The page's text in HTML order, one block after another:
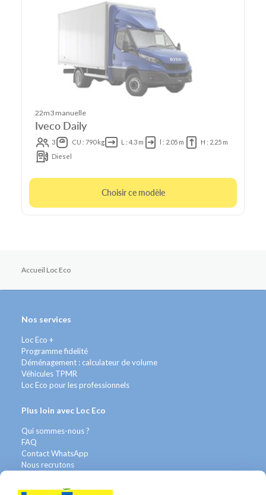
22m3 manuelle
Iveco Daily
3 CU : 790 kg L : 4.3 m l : 2.05 m
H : 2.25 m
Diesel
Choisir ce modèle
Accueil Loc Eco
Nos services
Loc Eco +
Programme fidelité
Déménagement : calculateur de volume
Véhicules TPMR
Loc Eco pour les professionnels
Plus loin avec Loc Eco
Qui sommes-nous ?
FAQ
Contact WhatsApp
Nous recrutons